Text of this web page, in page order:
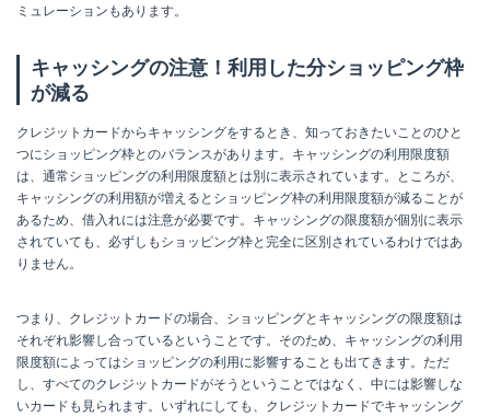
ミュレーションもあります。
キャッシングの注意！利用した分ショッピング枠
が減る
クレジットカードからキャッシングをするとき、知っておきたいことのひと
つにショッピング枠とのバランスがあります。キャッシングの利用限度額
は、通常ショッピングの利用限度額とは別に表示されています。ところが、
キャッシングの利用額が増えるとショッピング枠の利用限度額が減ることが
あるため、借入れには注意が必要です。キャッシングの限度額が個別に表示
されていても、必ずしもショッピング枠と完全に区別されているわけではあ
りません。
つまり、クレジットカードの場合、ショッピングとキャッシングの限度額は
それぞれ影響し合っているということです。そのため、キャッシングの利用
限度額によってはショッピングの利用に影響することも出てきます。ただ
し、すべてのクレジットカードがそうということではなく、中には影響しな
いカードも見られます。いずれにしても、クレジットカードでキャッシング